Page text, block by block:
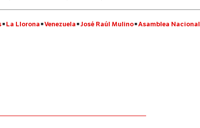
La Llorona Venezuela José Raúl Mulino Asamblea Nacional